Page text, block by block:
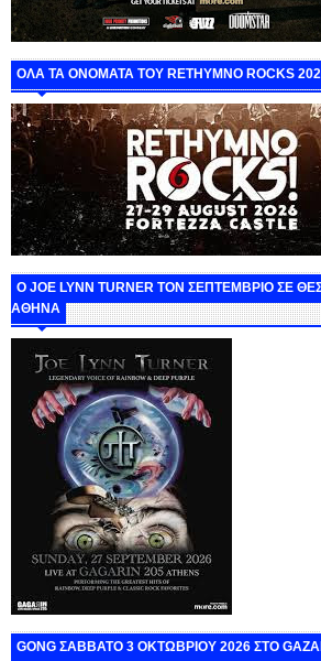
ΟΛΑ ΤΑ ΟΝΟΜΑΤΑ ΤΟΥ RETHYMNO ROCKS
O JOE LYNN TURNER ΤΟΝ ΣΕΠΤΕΜΒΡΙΟ ΣΕ
ΑΘΗΝΑ
GONG ΣΑΒΒΑΤΟ 3 ΟΚΤΩΒΡΙΟΥ 2026 ΣΤΟ